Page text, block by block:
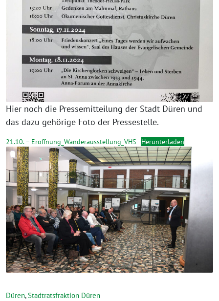
Hier noch die Pressemitteilung der Stadt Düren und
das dazu gehörige Foto der Pressestelle.
21.10. – Eröffnung_Wanderausstellung_VHS Herunterladen
Düren,Stadtratsfraktion Düren